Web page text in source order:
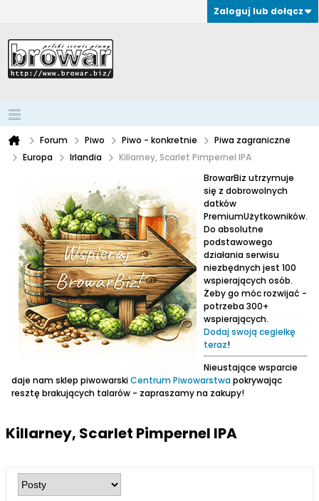
Zaloguj lub dołącz
Forum Piwo Piwo - konkretnie
Piwa zagraniczne
Europa
Irlandia
Killarney, Scarlet Pimpernel IPA
BrowarBiz utrzymuje
się z dobrowolnych
datków
PremiumUżytkowników.
Do absolutne
podstawowego
działania serwisu
niezbędnych jest 100
wspierających osób.
Żeby go móc rozwijać -
potrzeba 300+
wspierających.
Dodaj swoją cegiełkę
teraz!
Nieustające wsparcie
daje nam sklep piwowarskiCentrum Piwowarstwapokrywając
resztę brakujących talarów - zapraszamy na zakupy!
Killarney, Scarlet Pimpernel IPA